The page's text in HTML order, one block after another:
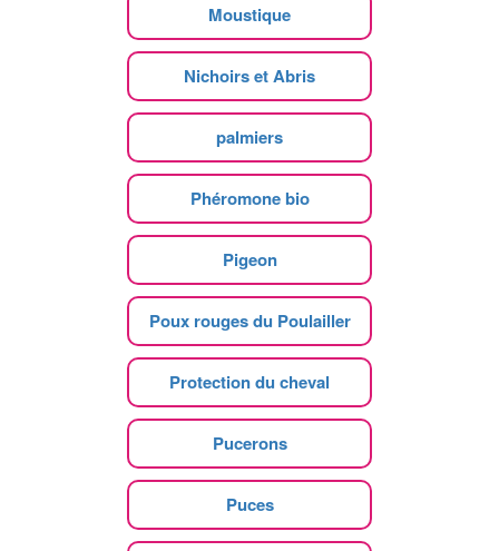
Moustique
Nichoirs et Abris
palmiers
Phéromone bio
Pigeon
Poux rouges du Poulailler
Protection du cheval
Pucerons
Puces